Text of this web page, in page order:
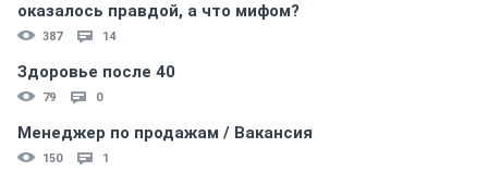
оказалось правдой, а что мифом?
387 14
Здоровье после 40
79 0
Менеджер по продажам / Вакансия
150 1